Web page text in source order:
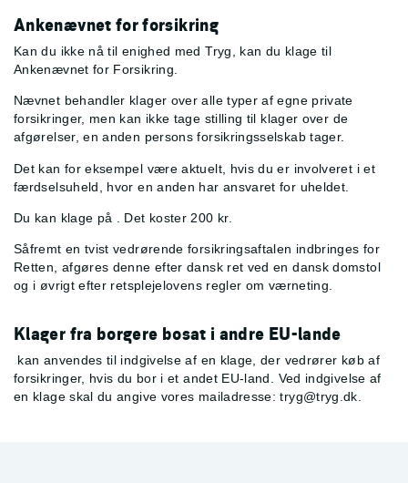
Ankenævnet for forsikring
Kan du ikke nå til enighed med Tryg, kan du klage til
Ankenævnet for Forsikring.
Nævnet behandler klager over alle typer af egne private
forsikringer, men kan ikke tage stilling til klager over de
afgørelser, en anden persons forsikringsselskab tager.
Det kan for eksempel være aktuelt, hvis du er involveret i et
færdselsuheld, hvor en anden har ansvaret for uheldet.
Du kan klage på . Det koster 200 kr.
Såfremt en tvist vedrørende forsikringsaftalen indbringes for
Retten, afgøres denne efter dansk ret ved en dansk domstol
og i øvrigt efter retsplejelovens regler om værneting.
Klager fra borgere bosat i andre EU-lande
kan anvendes til indgivelse af en klage, der vedrører køb af
forsikringer, hvis du bor i et andet EU-land. Ved indgivelse af
en klage skal du angive vores mailadresse:tryg@tryg.dk.